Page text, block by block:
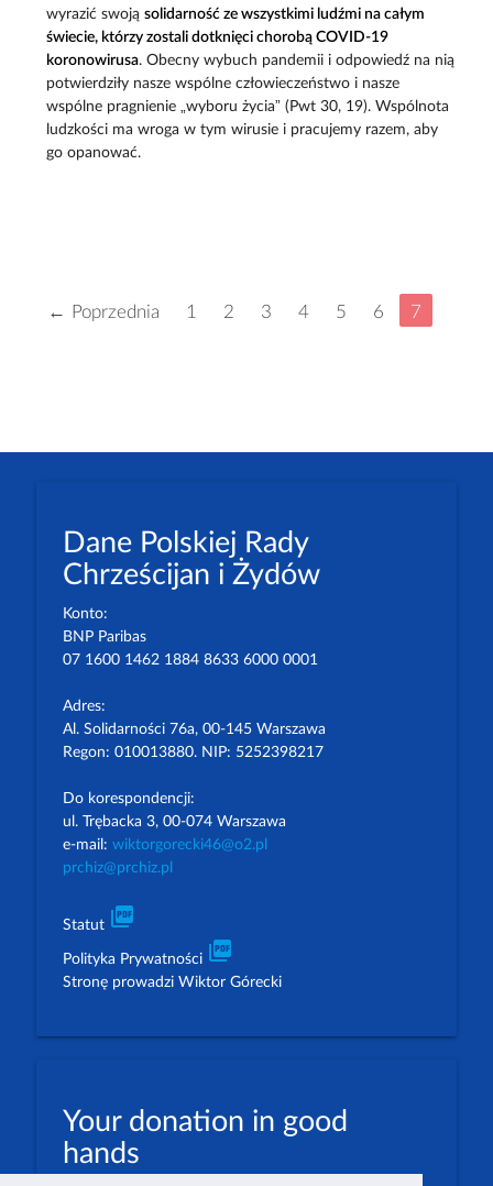
wyrazić swojąsolidarność ze wszystkimi ludźmi na całym
świecie, którzy zostali dotknięci chorobą COVID-19
koronowirusa. Obecny wybuch pandemii i odpowiedź na nią
potwierdziły nasze wspólne człowieczeństwo i nasze
wspólne pragnienie „wyboru życia” (Pwt 30, 19). Wspólnota
ludzkości ma wroga w tym wirusie i pracujemy razem, aby
go opanować.
← Poprzednia 1 2 3 4 5 6 7
Dane Polskiej Rady
Chrześcijan i Żydów
Konto:
BNP Paribas
07 1600 1462 1884 8633 6000 0001
Adres:
Al. Solidarności 76a, 00-145 Warszawa
Regon: 010013880. NIP: 5252398217
Do korespondencji:
ul. Trębacka 3, 00-074 Warszawa
e-mail: wiktorgorecki46@o2.pl
prchiz@prchiz.pl
Statut picture_as_pdf
Polityka Prywatności picture_as_pdf
Stronę prowadzi Wiktor Górecki
Your donation in good
hands